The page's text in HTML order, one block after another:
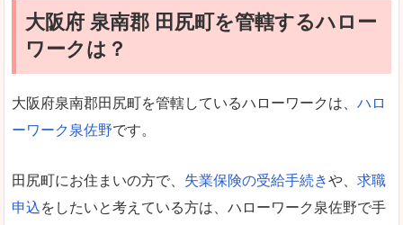
大阪府 泉南郡 田尻町を管轄するハロー
ワークは？
大阪府泉南郡田尻町を管轄しているハローワークは、 ハロ
ーワーク泉佐野です。
田尻町にお住まいの方で、 失業保険の受給手続きや、 求職
申込をしたいと考えている方は、ハローワーク泉佐野で手